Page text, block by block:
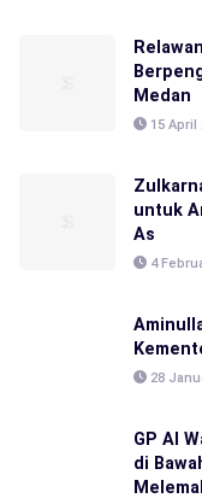
Medan
15 April
untuk
As
4
28
GP Al
di